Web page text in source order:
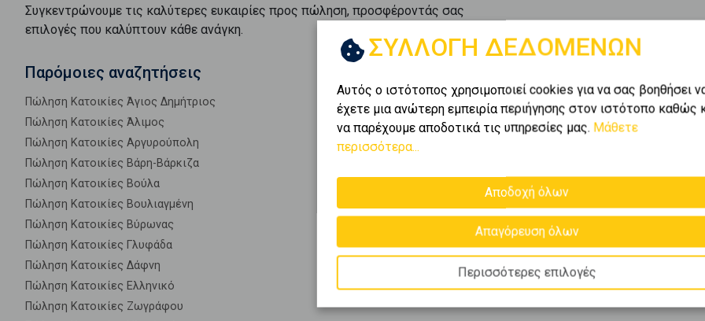
Συγκεντρώνουμε τις καλύτερες ευκαιρίες προς πώληση, προσφέροντάς σας
επιλογές που καλύπτουν κάθε ανάγκη.
Παρόμοιες αναζητήσεις
Πώληση Κατοικίες Άγιος Δημήτριος
Πώληση Κατοικίες Άλιμος
Πώληση Κατοικίες Αργυρούπολη
Πώληση Κατοικίες Βάρη-Βάρκιζα
Πώληση Κατοικίες Βούλα
Πώληση Κατοικίες Βουλιαγμένη
Πώληση Κατοικίες Βύρωνας
Πώληση Κατοικίες Γλυφάδα
Πώληση Κατοικίες Δάφνη
Πώληση Κατοικίες Ελληνικό
Πώληση Κατοικίες Ζωγράφου
ΣΥΛΛΟΓΗ ΔΕΔΟΜΕΝΩΝ
Αυτός ο ιστότοπος χρησιμοποιεί cookies για να σας βοηθήσει
έχετε μια ανώτερη εμπειρία περιήγησης στον ιστότοπο καθώς
να παρέχουμε αποδοτικά τις υπηρεσίες μας. Μάθετε
περισσότερα...
Αποδοχή όλων
Απαγόρευση όλων
Περισσότερες επιλογές